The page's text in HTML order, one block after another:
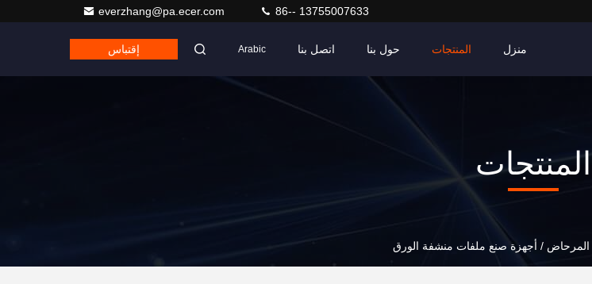
everzhang@pa.ecer.com 86-- 13755007633
منزل المنتجات حول بنا اتصل بنا Arabic إقتباس
المنتجات